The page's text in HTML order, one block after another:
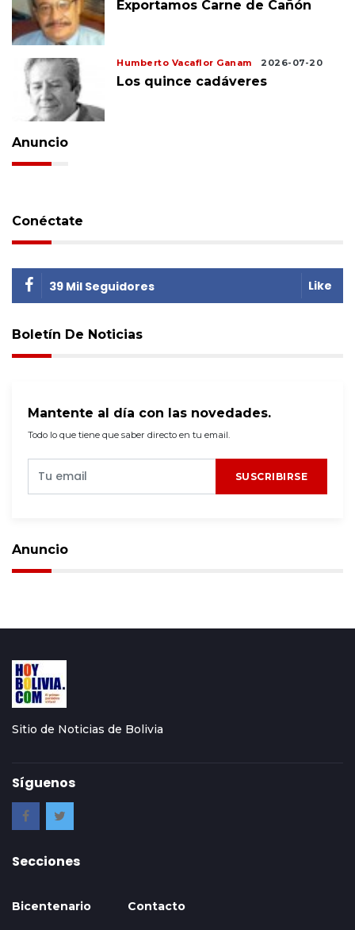
Exportamos Carne de Cañón
Humberto Vacaflor Ganam 2026-07-20
Los quince cadáveres
Anuncio
Conéctate
39 Mil Seguidores Like
Boletín De Noticias
Mantente al día con las novedades.
Todo lo que tiene que saber directo en tu email.
SUSCRIBIRSE
Anuncio
Sitio de Noticias de Bolivia
Síguenos
Secciones
Bicentenario Contacto